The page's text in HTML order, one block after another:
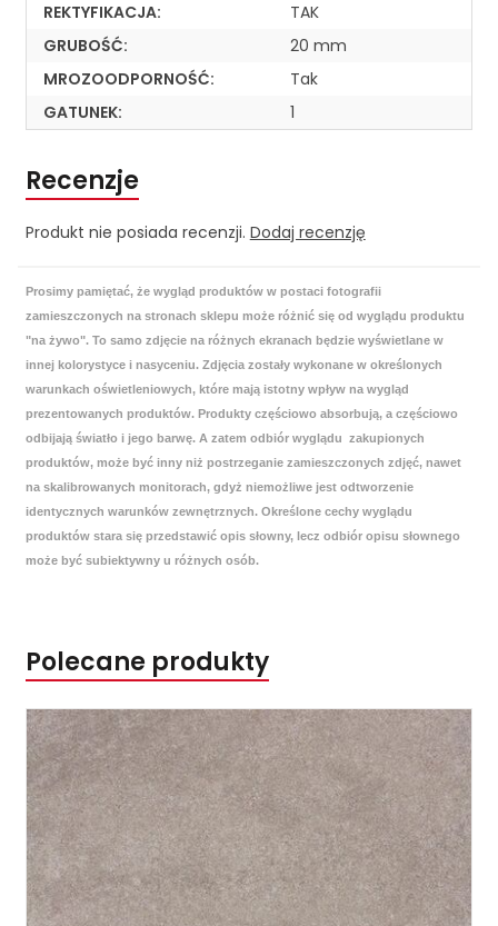
REKTYFIKACJA:
TAK
GRUBOŚĆ:
20 mm
MROZOODPORNOŚĆ:
Tak
GATUNEK:
1
Recenzje
Produkt nie posiada recenzji. Dodaj recenzję
Prosimy pamiętać, że wygląd produktów w postaci fotografii
zamieszczonych na stronach sklepu może różnić się od wyglądu produktu
"na żywo". To samo zdjęcie na różnych ekranach będzie wyświetlane w
innej kolorystyce i nasyceniu. Zdjęcia zostały wykonane w określonych
warunkach oświetleniowych, które mają istotny wpływ na wygląd
prezentowanych produktów. Produkty częściowo absorbują, a częściowo
odbijają światło i jego barwę. A zatem odbiór wyglądu zakupionych
produktów, może być inny niż postrzeganie zamieszczonych zdjęć, nawet
na skalibrowanych monitorach, gdyż niemożliwe jest odtworzenie
identycznych warunków zewnętrznych. Określone cechy wyglądu
produktów stara się przedstawić opis słowny, lecz odbiór opisu słownego
może być subiektywny u różnych osób.
Polecane produkty